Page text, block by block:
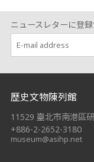
ニュースレターに登
:::
歷史文物陳列館
11529 臺北市南港區
+886-2-2652-3180
museum@asihp.net